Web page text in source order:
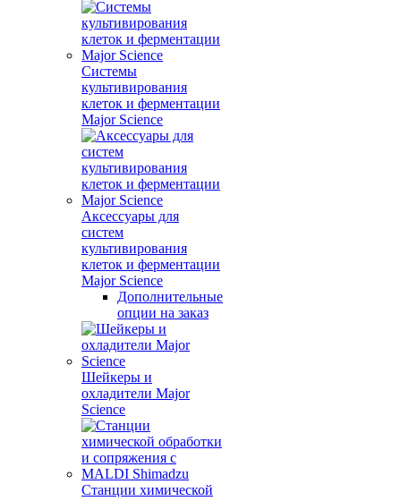
Системы
культивирования
клеток и ферментации
Major Science
Аксессуары для
систем
культивирования
клеток и ферментации
Major Science
Дополнительные
опции на заказ
Шейкеры и
охладители Major
Science
Станции химической